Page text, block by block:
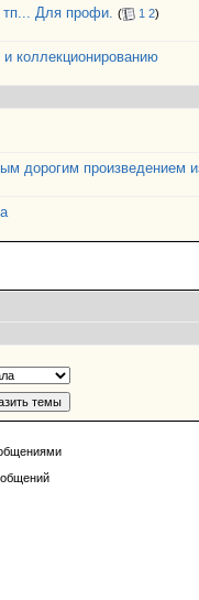
тп... Для профи. ( 1 2)
коллекционированию
дорогим произведением